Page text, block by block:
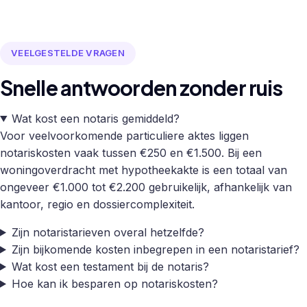
VEELGESTELDE VRAGEN
Snelle antwoorden zonder ruis
Wat kost een notaris gemiddeld?
Voor veelvoorkomende particuliere aktes liggen
notariskosten vaak tussen €250 en €1.500. Bij een
woningoverdracht met hypotheekakte is een totaal van
ongeveer €1.000 tot €2.200 gebruikelijk, afhankelijk van
kantoor, regio en dossiercomplexiteit.
Zijn notaristarieven overal hetzelfde?
Zijn bijkomende kosten inbegrepen in een notaristarief?
Wat kost een testament bij de notaris?
Hoe kan ik besparen op notariskosten?